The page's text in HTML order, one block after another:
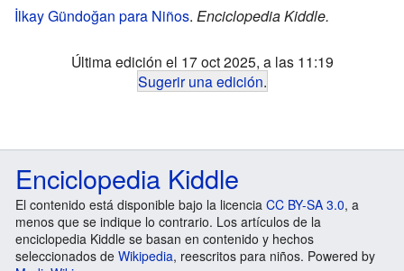
İlkay Gündoğan para Niños. Enciclopedia Kiddle.
Última edición el 17 oct 2025, a las 11:19
Sugerir una edición.
Enciclopedia Kiddle
El contenido está disponible bajo la licencia CC BY-SA 3.0, a
menos que se indique lo contrario. Los artículos de la
enciclopedia Kiddle se basan en contenido y hechos
seleccionados de Wikipedia, reescritos para niños. Powered by